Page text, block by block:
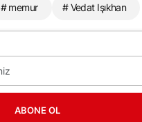
# memur # Vedat Işıkhan
ABONE OL